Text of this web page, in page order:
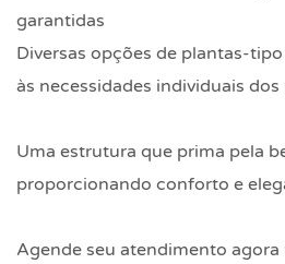
garantidas
Diversas opções de plantas-
às necessidades individuais
Uma estrutura que prima pela
proporcionando conforto e
Agende seu atendimento agora